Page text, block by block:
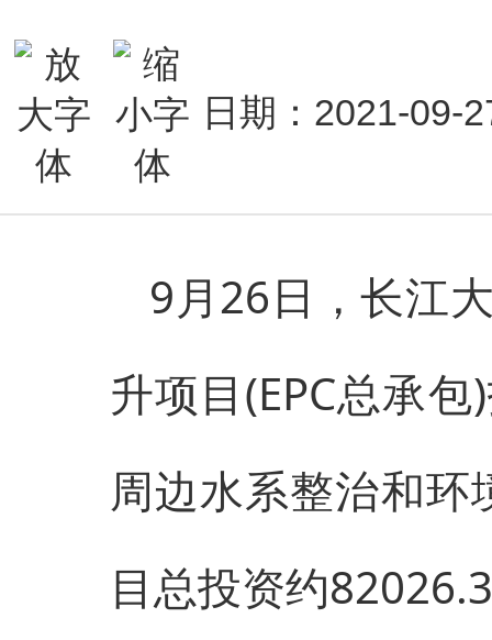
日期：2021-
9月26日，长江
升项目(EPC总承
周边水系整治和环
目总投资约